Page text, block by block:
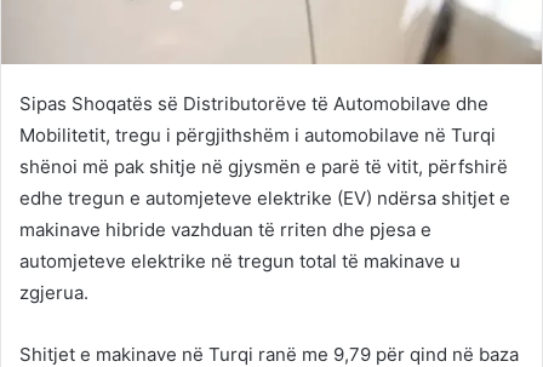
Sipas Shoqatës së Distributorëve të Automobilave dhe
Mobilitetit, tregu i përgjithshëm i automobilave në Turqi
shënoi më pak shitje në gjysmën e parë të vitit, përfshirë
edhe tregun e automjeteve elektrike (EV) ndërsa shitjet e
makinave hibride vazhduan të rriten dhe pjesa e
automjeteve elektrike në tregun total të makinave u
zgjerua.
Shitjet e makinave në Turqi ranë me 9,79 për qind në baza